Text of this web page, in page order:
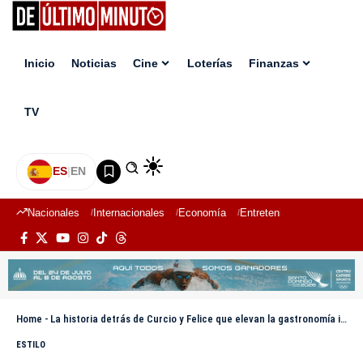
Inicio Noticias Cine Loterías Finanzas
TV
ES|EN
Nacionales Internacionales Economía Entretenimiento
Home - La historia detrás de Curcio y Felice que elevan la gastronomía italiana en República Dominicana
ESTILO